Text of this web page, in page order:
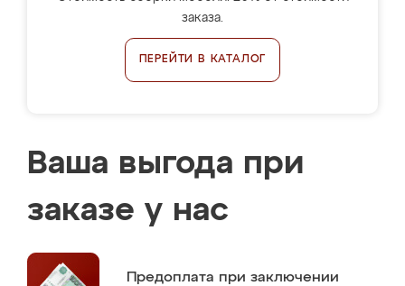
заказа.
ПЕРЕЙТИ В КАТАЛОГ
Ваша выгода при
заказе у нас
Предоплата при заключении